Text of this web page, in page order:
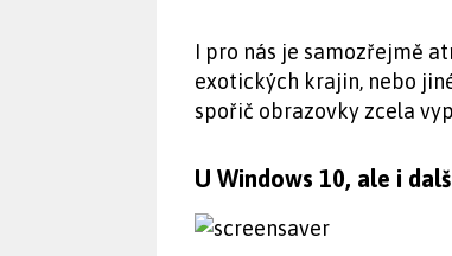
I pro nás je samozřejmě
exotických krajin, nebo
spořič obrazovky zcela
U Windows 10, ale i